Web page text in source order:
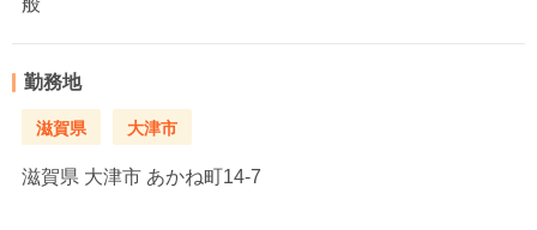
般
勤務地
滋賀県 大津市
滋賀県 大津市 あかね町14-7